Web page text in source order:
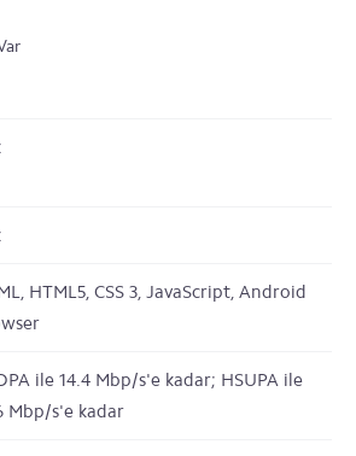
HTML5, CSS 3, JavaScript, Android
ile 14.4 Mbp/s'e kadar; HSUPA ile
Mbp/s'e kadar